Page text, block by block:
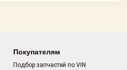
Покупателям
Подбор запчастей по VIN